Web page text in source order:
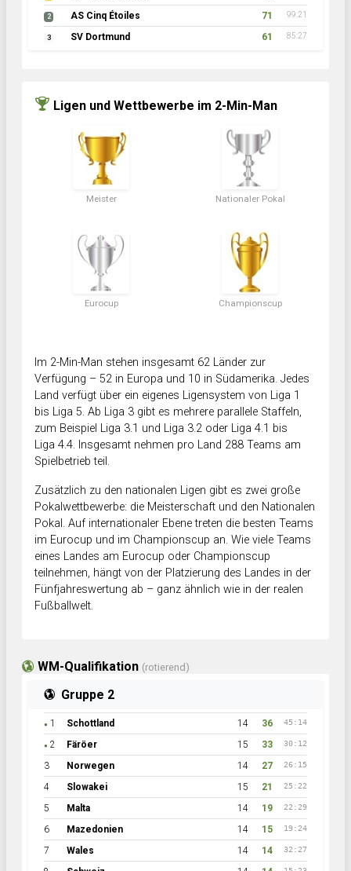
2 AS Cinq Étoiles 71 99:21
3 SV Dortmund 61 85:27
Ligen und Wettbewerbe im 2-Min-Man
Meister Nationaler Pokal
Eurocup Championscup
Im 2-Min-Man stehen insgesamt 62 Länder zur
Verfügung – 52 in Europa und 10 in Südamerika. Jedes
Land verfügt über ein eigenes Ligensystem von Liga 1
bis Liga 5. Ab Liga 3 gibt es mehrere parallele Staffeln,
zum Beispiel Liga 3.1 und Liga 3.2 oder Liga 4.1 bis
Liga 4.4. Insgesamt nehmen pro Land 288 Teams am
Spielbetrieb teil.
Zusätzlich zu den nationalen Ligen gibt es zwei große
Pokalwettbewerbe: die Meisterschaft und den Nationalen
Pokal. Auf internationaler Ebene treten die besten Teams
im Eurocup und im Championscup an. Wie viele Teams
eines Landes am Eurocup oder Championscup
teilnehmen, hängt von der Platzierung des Landes in der
Fünfjahreswertung ab – ganz ähnlich wie in der realen
Fußballwelt.
WM-Qualifikation (rotierend)
Gruppe 2
● 1 Schottland 14 36 45:14
● 2 Färöer 15 33 30:12
3 Norwegen 14 27 26:15
4 Slowakei 15 21 25:22
5 Malta 14 19 22:29
6 Mazedonien 14 15 19:24
7 Wales 14 14 32:27